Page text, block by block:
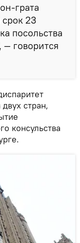
грата
23
посольства
говорится
стран,
консульства